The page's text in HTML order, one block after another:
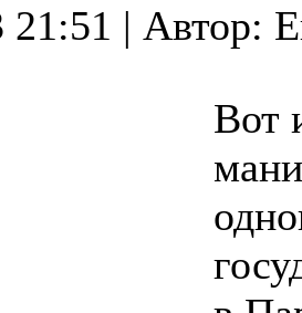
21:51 | Автор:
Вот